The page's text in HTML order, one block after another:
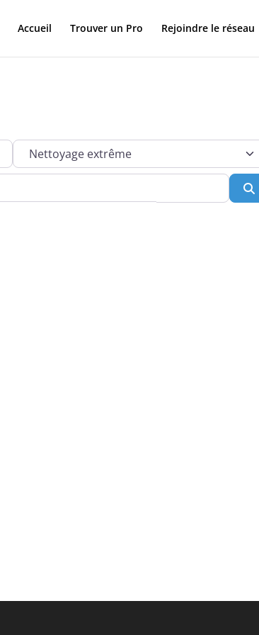
Accueil Trouver un Pro Rejoindre le réseau
Services